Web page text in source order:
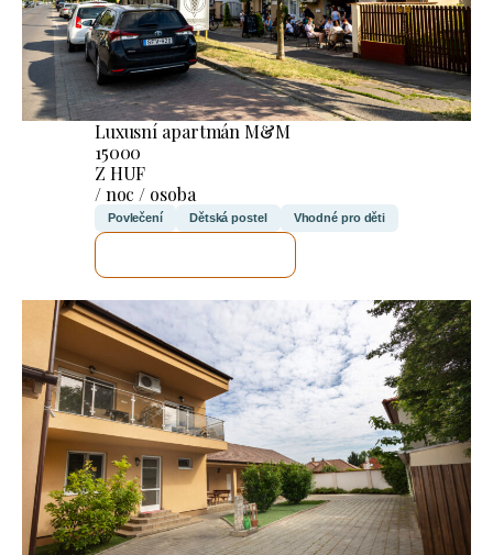
Luxusní apartmán M&M
15000
Z HUF
/ noc / osoba
Povlečení Dětská postel Vhodné pro děti